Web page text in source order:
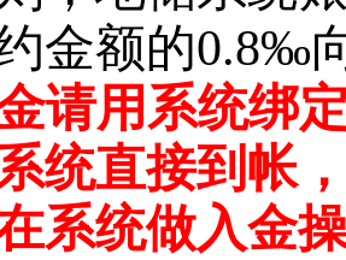
金额的0.8‰
请用系统绑
统直接到帐
系统做入金